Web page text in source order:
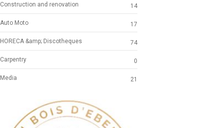
Construction and renovation
Auto Moto
HORECA &amp; Discotheques
Carpentry
Media